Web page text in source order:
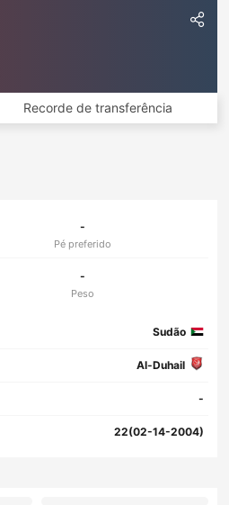
Recorde de transferência
-
Pé preferido
-
Peso
Sudão
Al-Duhail
-
22(02-14-2004)